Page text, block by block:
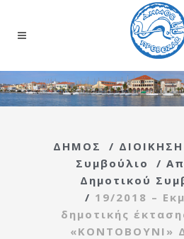
ΔΗΜΟΣ / ΔΙΟΙΚΗΣΗ
Συμβούλιο
/
Δημοτικού
/ 19/2018 –
δημοτικής
«ΚΟΝΤΟΒΟΥΝΙ»